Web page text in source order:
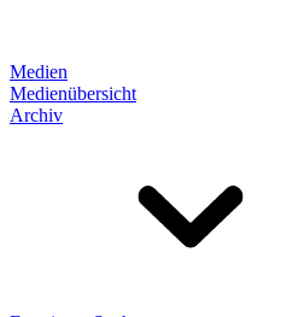
Medien
Medienübersicht
Archiv